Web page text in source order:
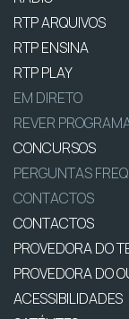
RTP ARQUIVOS
RTP ENSINA
RTP PLAY
EM DIRETO
REVER
CONCURSOS
PERGUNTAS
CONTACTOS
CONTACTOS
PROVEDORA DO
PROVEDORA DO
ACESSIBILIDADES